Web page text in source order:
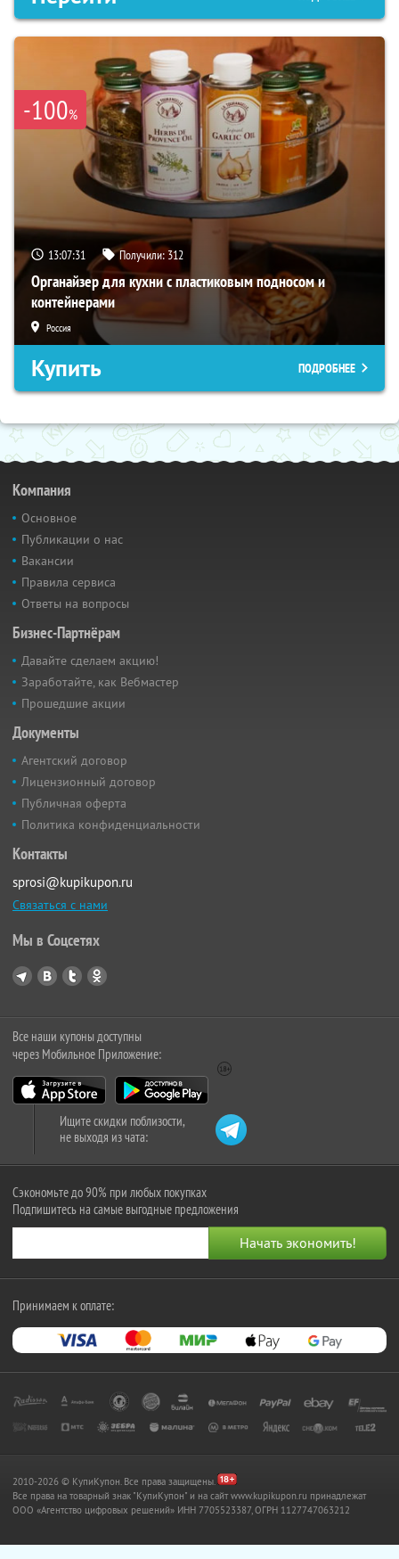
-100%
13:07:30 Получили: 312
Органайзер для кухни с пластиковым подносом и
контейнерами
Россия
Купить ПОДРОБНЕЕ
Компания
Основное
Публикации о нас
Вакансии
Правила сервиса
Ответы на вопросы
Бизнес-Партнёрам
Давайте сделаем акцию!
Заработайте, как Вебмастер
Прошедшие акции
Документы
Агентский договор
Лицензионный договор
Публичная оферта
Политика конфиденциальности
Контакты
sprosi@kupikupon.ru
Связаться с нами
Мы в Соцсетях
Все наши купоны доступны
через Мобильное Приложение:
Ищите скидки поблизости,
не выходя из чата:
Сэкономьте до 90% при любых покупках
Подпишитесь на самые выгодные предложения
Принимаем к оплате:
2010-2026 © КупиКупон. Все права защищены.
Все права на товарный знак "КупиКупон" и на сайт www.kupikupon.ru принадлежат
OOO «Агентство цифровых решений» ИНН 7705523387, ОГРН 1127747063212